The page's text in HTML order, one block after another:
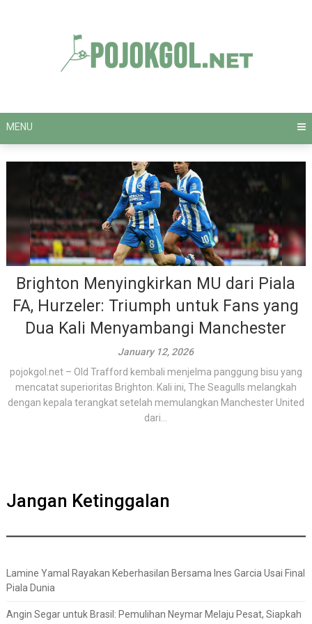
MENU
Brighton Menyingkirkan MU dari Piala
FA, Hurzeler: Triumph untuk Fans yang
Dua Kali Menyambangi Manchester
January 12, 2026
pojokgol.net – Old Trafford kembali menjelma panggung bisu yang
mencatat superioritas Brighton. Kali ini, The Seagulls melangkah
dengan kepala terangkat setelah memulangkan Manchester United
dari...
Jangan Ketinggalan
Lamine Yamal Rayakan Keberhasilan Bersama Ines Garcia Usai Final
Piala Dunia
Angin Segar untuk Brasil: Pemulihan Neymar Melaju Pesat, Siapkah